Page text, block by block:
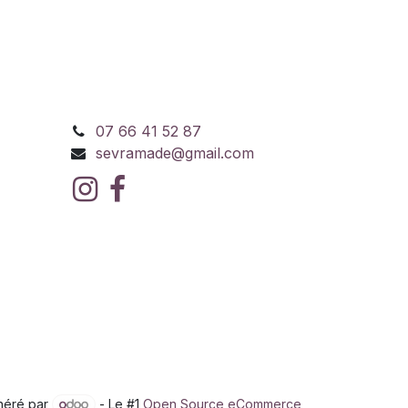
07 66 41 52 87
sevramade@gmail.com
par - Le #1 Open Source eCommerce